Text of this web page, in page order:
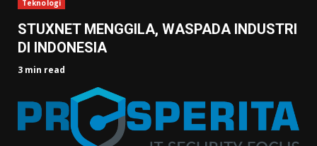
Teknologi
STUXNET MENGGILA, WASPADA INDUSTRI
DI INDONESIA
3 min read